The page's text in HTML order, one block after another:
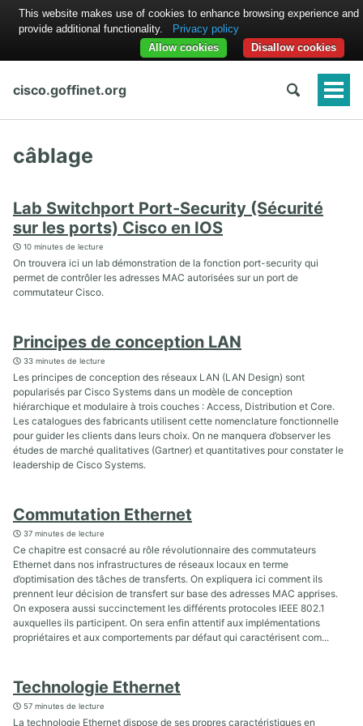
cisco.goffinet.org
câblage
Lab Switchport Port-Security (Sécurité
sur les ports) Cisco en IOS
10 minutes de lecture
On trouvera ici un lab démonstration de la fonction port-security qui
permet de contrôler les adresses MAC autorisées sur un port de
commutateur Cisco.
Principes de conception LAN
33 minutes de lecture
Les principes de conception des réseaux LAN (LAN Design) sont
popularisés par Cisco Systems dans un modèle de conception
hiérarchique et modulaire à trois couches : Access, Distribution et Core.
Les catalogues des fabricants utilisent cette nomenclature fonctionnelle
pour guider les clients dans leurs choix. On ne manquera d’observer les
études de marché qualitatives (Gartner) et quantitatives pour constater le
leadership de Cisco Systems.
Commutation Ethernet
37 minutes de lecture
Ce chapitre est consacré au rôle révolutionnaire des commutateurs
Ethernet dans nos infrastructures de réseaux locaux en terme
d’optimisation des tâches de transferts. On expliquera ici comment ils
prennent leur décision de transfert sur base des adresses MAC apprises.
On exposera aussi succinctement les différents protocoles IEEE 802.1
auxquelles ils participent. On sera enfin attentif aux implémentations
propriétaires et aux comportements par défaut qui caractérisent com...
Technologie Ethernet
57 minutes de lecture
La technologie Ethernet dispose de ses propres caractéristiques en
This website makes use of cookies to enhance browsing experience and
provide additional functionality.
Privacy policy
Disallow cookies
Allow cookies